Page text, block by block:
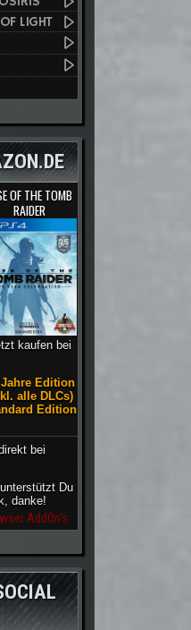
LIGHT
OF THE TOMB
RAIDER
kaufen bei
Edition
alle DLCs)
Edition
bei
Du
danke!
AddOn's